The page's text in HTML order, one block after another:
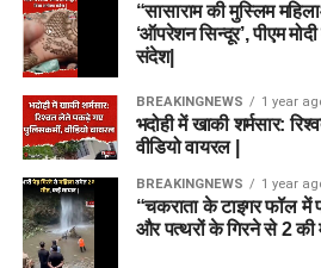
“सासाराम की मुस्लिम
‘ऑपरेशन सिन्दूर’, पीएम
संदेश|
BREAKINGNEWS 1 year
भदोही में खाकी शर्मसार:
वीडियो वायरल |
BREAKINGNEWS 1 year
“चकराता के टाइगर फॉल
और पत्थरों के गिरने से 2 की